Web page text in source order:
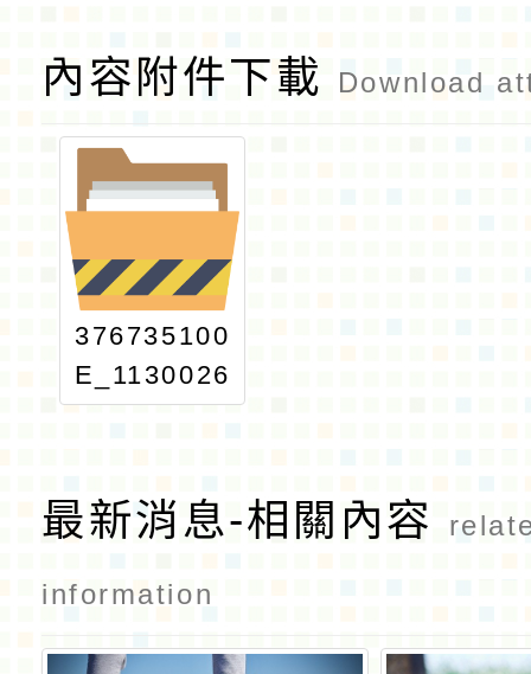
內容附件下載 Download
376735100
E_1130026
396_ATTA
最新消息-相關內容
information